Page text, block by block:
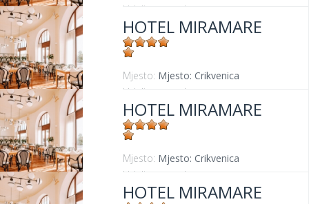
Udaljenost od mora:
HOTEL MIRAMARE
Mjesto: Mjesto: Crikvenica
Udaljenost od mora:
HOTEL MIRAMARE
Mjesto: Mjesto: Crikvenica
Udaljenost od mora:
HOTEL MIRAMARE